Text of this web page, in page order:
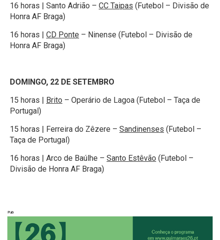
16 horas | Santo Adrião – CC Taipas (Futebol – Divisão de
Honra AF Braga)
16 horas | CD Ponte – Ninense (Futebol – Divisão de
Honra AF Braga)
DOMINGO, 22 DE SETEMBRO
15 horas | Brito – Operário de Lagoa (Futebol – Taça de
Portugal)
15 horas | Ferreira do Zêzere – Sandinenses (Futebol –
Taça de Portugal)
16 horas | Arco de Baúlhe – Santo Estêvão (Futebol –
Divisão de Honra AF Braga)
Pub